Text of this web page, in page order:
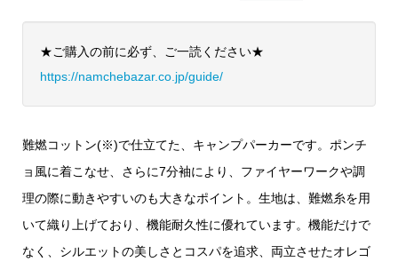
★ご購入の前に必ず、ご一読ください★
https://namchebazar.co.jp/guide/
難燃コットン(※)で仕立てた、キャンプパーカーです。ポンチ
ョ風に着こなせ、さらに7分袖により、ファイヤーワークや調
理の際に動きやすいのも大きなポイント。生地は、難燃糸を用
いて織り上げており、機能耐久性に優れています。機能だけで
なく、シルエットの美しさとコスパを追求、両立させたオレゴ